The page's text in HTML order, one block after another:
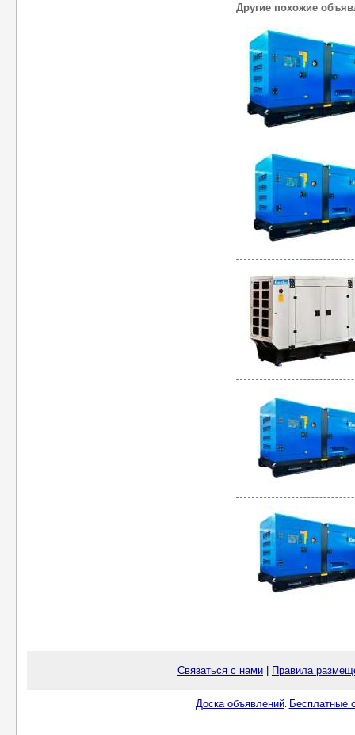
Другие похожие
Связаться с нами Правила
Доска объявлений. Бесплатные